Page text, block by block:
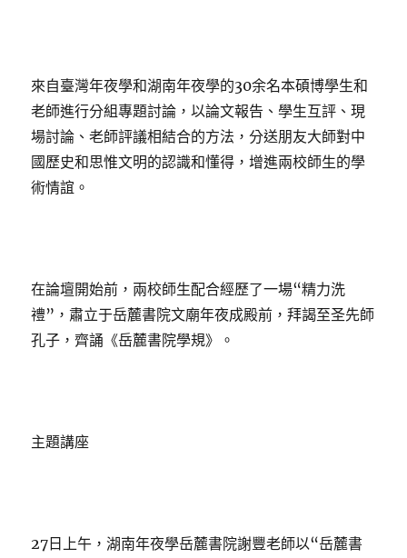
來自臺灣年夜學和湖南年夜學的30余名本碩博學生和
老師進行分組專題討論，以論文報告、學生互評、現
場討論、老師評議相結合的方法，分送朋友大師對中
國歷史和思惟文明的認識和懂得，增進兩校師生的學
術情誼。
在論壇開始前，兩校師生配合經歷了一場“精力洗
禮”，肅立于岳麓書院文廟年夜成殿前，拜謁至圣先師
孔子，齊誦《岳麓書院學規》。
主題講座
27日上午，湖南年夜學岳麓書院謝豐老師以“岳麓書